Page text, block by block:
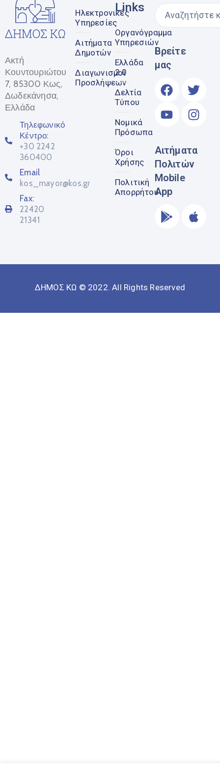
Ακτή
Κουντουριώτου
7, 85300 Κως,
Δωδεκάνησα,
Ελλάδα
Τηλεφωνικό
Κέντρο:
+30 2242
360400
Email
kos_mayor@kos.gr
Fax:
22420
21341
Ηλεκτρονικές
Υπηρεσίες
Αιτήματα
Δημοτών
Διαγωνισμοί
Προσλήψεων
Links
Οργανόγραμμα
Υπηρεσιών
Ελλάδα
2.0
Δελτία
Τύπου
Νομικά
Πρόσωπα
Όροι
Χρήσης
Πολιτική
Απορρήτου
Βρείτε
μας
Αιτήματα
Πολιτών
Mobile
App
ΔΗΜΟΣ ΚΩ © 2022. All Rights Reserved